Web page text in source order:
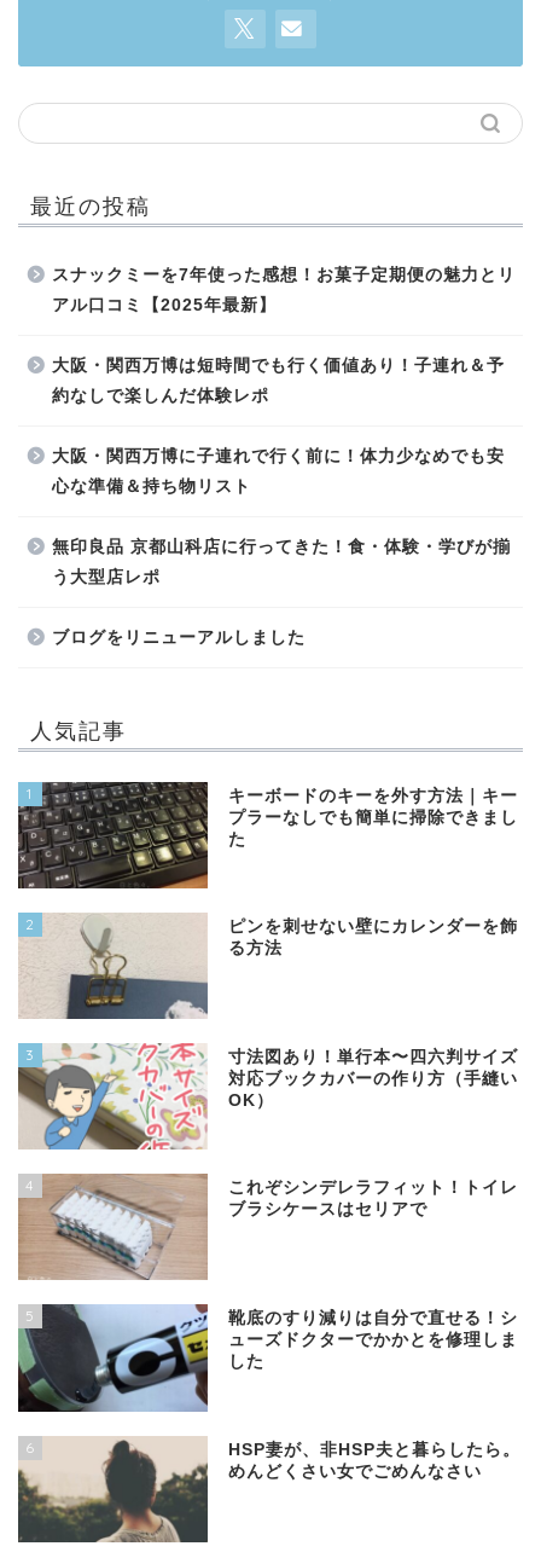
最近の投稿
スナックミーを7年使った感想！お菓子定期便の魅力とリ
アル口コミ【2025年最新】
大阪・関西万博は短時間でも行く価値あり！子連れ＆予
約なしで楽しんだ体験レポ
大阪・関西万博に子連れで行く前に！体力少なめでも安
心な準備＆持ち物リスト
無印良品 京都山科店に行ってきた！食・体験・学びが揃
う大型店レポ
ブログをリニューアルしました
人気記事
1
キーボードのキーを外す方法｜キー
プラーなしでも簡単に掃除できまし
た
2
ピンを刺せない壁にカレンダーを飾
る方法
3
寸法図あり！単行本〜四六判サイズ
対応ブックカバーの作り方（手縫い
OK）
4
これぞシンデレラフィット！トイレ
ブラシケースはセリアで
5
靴底のすり減りは自分で直せる！シ
ューズドクターでかかとを修理しま
した
6
HSP妻が、非HSP夫と暮らしたら。
めんどくさい女でごめんなさい